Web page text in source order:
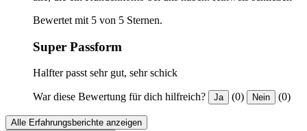
Bewertet mit 5 von 5 Sternen.
Super Passform
Halfter passt sehr gut, sehr schick
War diese Bewertung für dich hilfreich? Ja (0) Nein (0)
Alle Erfahrungsberichte anzeigen